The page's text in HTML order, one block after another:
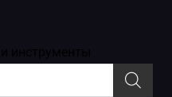
пленки